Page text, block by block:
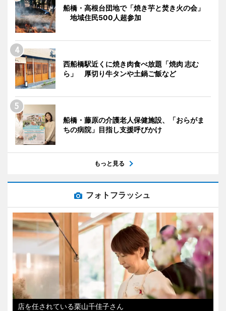
船橋・高根台団地で「焼き芋と焚き火の会」
地域住民500人超参加
西船橋駅近くに焼き肉食べ放題「焼肉 志む
ら」 厚切り牛タンや土鍋ご飯など
船橋・藤原の介護老人保健施設、「おらがま
ちの病院」目指し支援呼びかけ
もっと見る
フォトフラッシュ
店を任されている栗山千佳子さん